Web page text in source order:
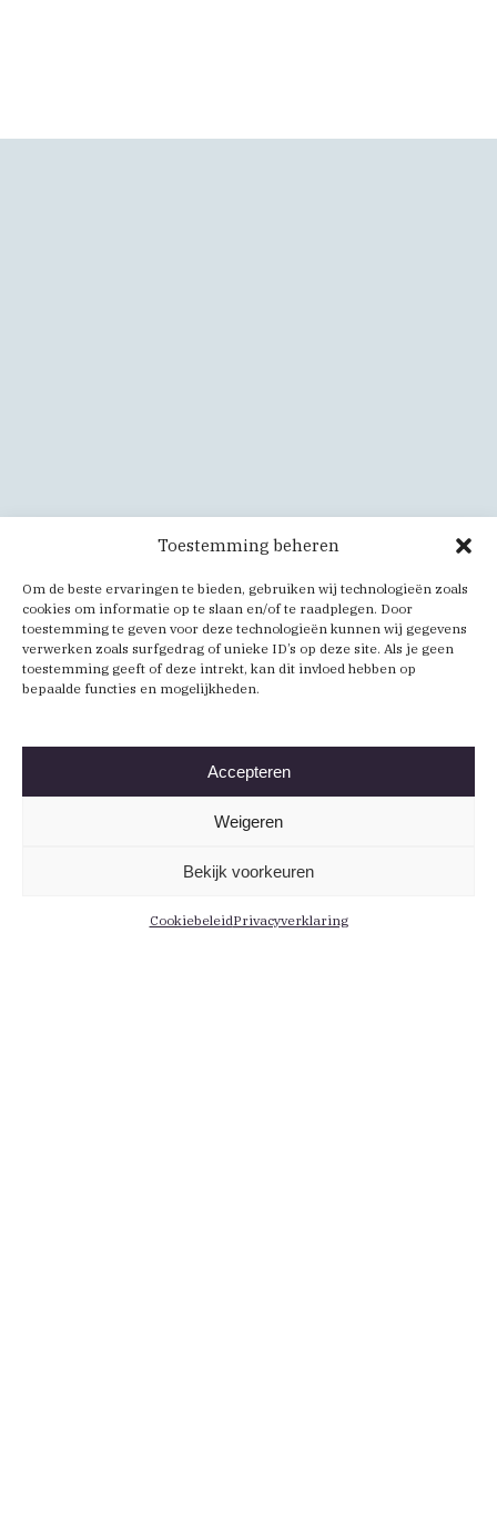
Toestemming beheren
Om de beste ervaringen te bieden, gebruiken wij technologieën zoals
cookies om informatie op te slaan en/of te raadplegen. Door
toestemming te geven voor deze technologieën kunnen wij gegevens
verwerken zoals surfgedrag of unieke ID’s op deze site. Als je geen
toestemming geeft of deze intrekt, kan dit invloed hebben op
bepaalde functies en mogelijkheden.
Accepteren
Weigeren
Bekijk voorkeuren
CookiebeleidPrivacyverklaring